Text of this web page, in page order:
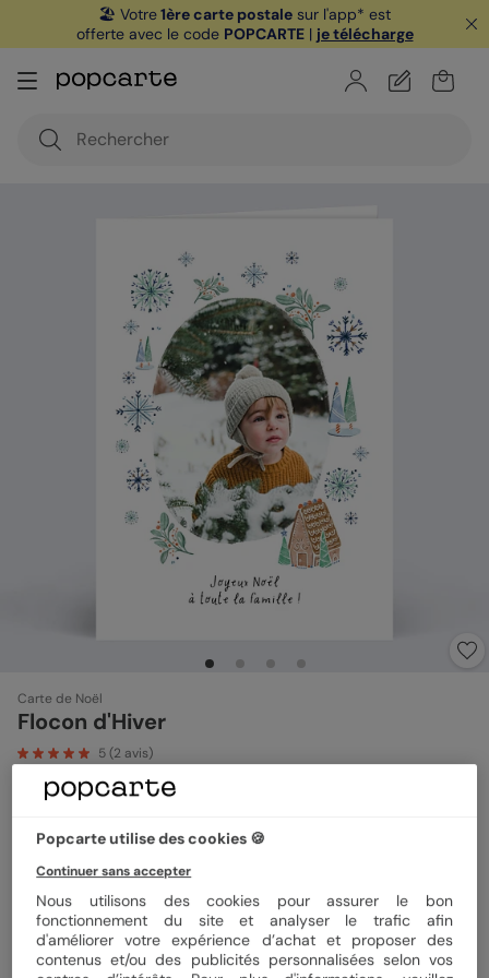
🏖️ Votre1ère carte postale sur l'app* est
offerte avec le code POPCARTE| je télécharge
Carte de Noël
Flocon d'Hiver
5(2avis)
Papier Papier Satiné
Popcarte utilise des cookies 🍪
Continuer sans accepter
Nous utilisons des cookies pour assurer le bon
fonctionnement du site et analyser le trafic afin
d'améliorer votre expérience d’achat et proposer des
contenus et/ou des publicités personnalisées selon vos